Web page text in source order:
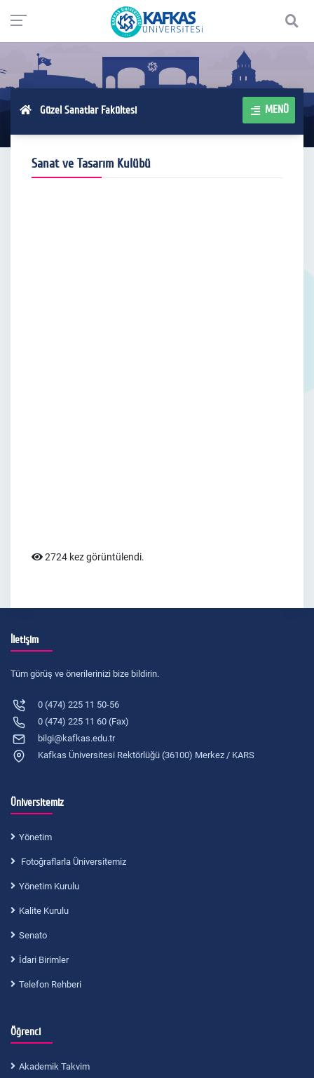
Güzel Sanatlar Fakültesi MENÜ
Sanat ve Tasarım Kulübü
2724 kez görüntülendi.
İletişim
Tüm görüş ve önerilerinizi bize bildirin.
0 (474) 225 11 50-56
0 (474) 225 11 60 (Fax)
bilgi@kafkas.edu.tr
Kafkas Üniversitesi Rektörlüğü (36100) Merkez / KARS
Üniversitemiz
Yönetim
Fotoğraflarla Üniversitemiz
Yönetim Kurulu
Kalite Kurulu
Senato
İdari Birimler
Telefon Rehberi
Öğrenci
Akademik Takvim